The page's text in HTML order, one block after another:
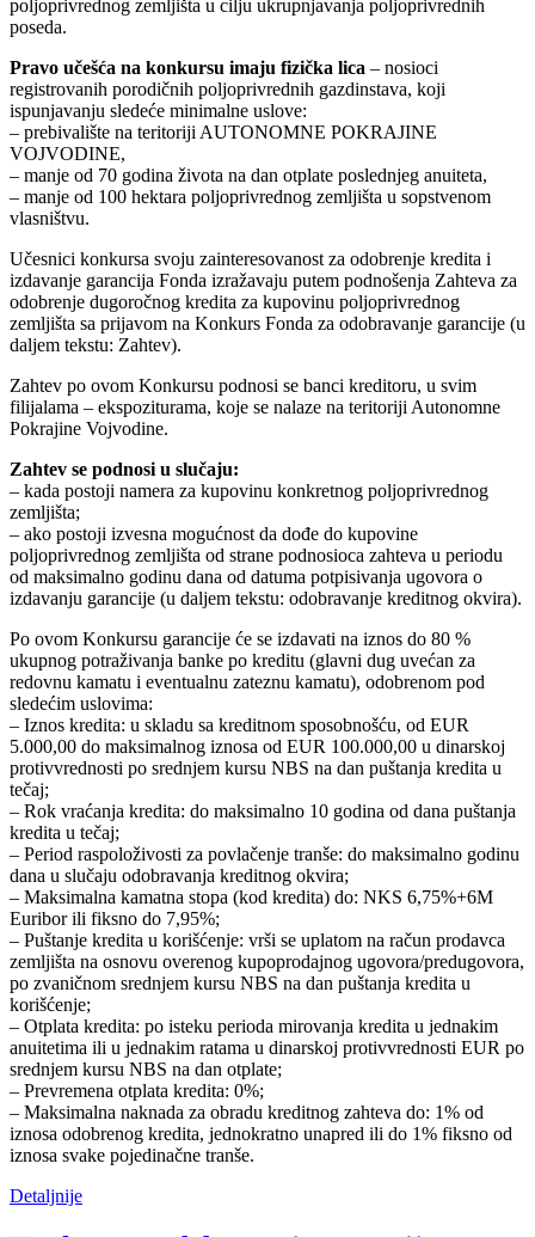
poljoprivrednog zemljišta u cilju ukrupnjavanja poljoprivrednih
poseda.
Pravo učešća na konkursu imaju fizička lica – nosioci
registrovanih porodičnih poljoprivrednih gazdinstava, koji
ispunjavanju sledeće minimalne uslove:
– prebivalište na teritoriji AUTONOMNE POKRAJINE
VOJVODINE,
– manje od 70 godina života na dan otplate poslednjeg anuiteta,
– manje od 100 hektara poljoprivrednog zemljišta u sopstvenom
vlasništvu.
Učesnici konkursa svoju zainteresovanost za odobrenje kredita i
izdavanje garancija Fonda izražavaju putem podnošenja Zahteva za
odobrenje dugoročnog kredita za kupovinu poljoprivrednog
zemljišta sa prijavom na Konkurs Fonda za odobravanje garancije (u
daljem tekstu: Zahtev).
Zahtev po ovom Konkursu podnosi se banci kreditoru, u svim
filijalama – ekspoziturama, koje se nalaze na teritoriji Autonomne
Pokrajine Vojvodine.
Zahtev se podnosi u slučaju:
– kada postoji namera za kupovinu konkretnog poljoprivrednog
zemljišta;
– ako postoji izvesna mogućnost da dođe do kupovine
poljoprivrednog zemljišta od strane podnosioca zahteva u periodu
od maksimalno godinu dana od datuma potpisivanja ugovora o
izdavanju garancije (u daljem tekstu: odobravanje kreditnog okvira).
Po ovom Konkursu garancije će se izdavati na iznos do 80 %
ukupnog potraživanja banke po kreditu (glavni dug uvećan za
redovnu kamatu i eventualnu zateznu kamatu), odobrenom pod
sledećim uslovima:
– Iznos kredita: u skladu sa kreditnom sposobnošću, od EUR
5.000,00 do maksimalnog iznosa od EUR 100.000,00 u dinarskoj
protivvrednosti po srednjem kursu NBS na dan puštanja kredita u
tečaj;
– Rok vraćanja kredita: do maksimalno 10 godina od dana puštanja
kredita u tečaj;
– Period raspoloživosti za povlačenje tranše: do maksimalno godinu
dana u slučaju odobravanja kreditnog okvira;
– Maksimalna kamatna stopa (kod kredita) do: NKS 6,75%+6M
Euribor ili fiksno do 7,95%;
– Puštanje kredita u korišćenje: vrši se uplatom na račun prodavca
zemljišta na osnovu overenog kupoprodajnog ugovora/predugovora,
po zvaničnom srednjem kursu NBS na dan puštanja kredita u
korišćenje;
– Otplata kredita: po isteku perioda mirovanja kredita u jednakim
anuitetima ili u jednakim ratama u dinarskoj protivvrednosti EUR po
srednjem kursu NBS na dan otplate;
– Prevremena otplata kredita: 0%;
– Maksimalna naknada za obradu kreditnog zahteva do: 1% od
iznosa odobrenog kredita, jednokratno unapred ili do 1% fiksno od
iznosa svake pojedinačne tranše.
Detaljnije